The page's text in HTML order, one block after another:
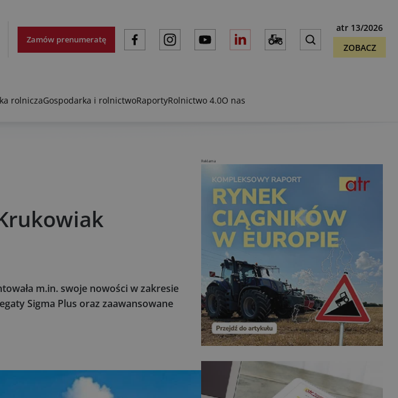
Zamów prenumeratę
atr 13/2026
ZOBACZ
rolniczaGospodarka i rolnictwoRaportyRolnictwo 4.0O nas
m.in. swoje nowości w zakresie
Sigma Plus oraz zaawansowane
Reklama